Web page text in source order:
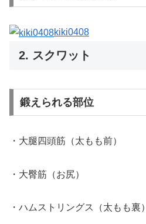
kiki0408
2. スクワット
鍛えられる部位
・大腿四頭筋（太もも前）
・大臀筋（お尻）
・ハムストリングス（太もも裏）